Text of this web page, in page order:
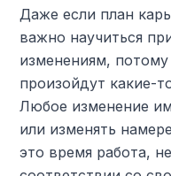
Даже если план
важно научиться
изменениям,
произойдут какие-
Любое изменение
или изменять
это время работа,